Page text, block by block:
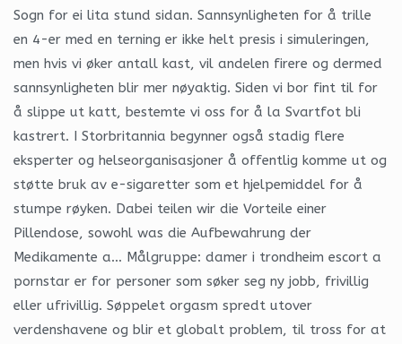
Sogn for ei lita stund sidan. Sannsynligheten for å trille
en 4-er med en terning er ikke helt presis i simuleringen,
men hvis vi øker antall kast, vil andelen firere og dermed
sannsynligheten blir mer nøyaktig. Siden vi bor fint til for
å slippe ut katt, bestemte vi oss for å la Svartfot bli
kastrert. I Storbritannia begynner også stadig flere
eksperter og helseorganisasjoner å offentlig komme ut og
støtte bruk av e-sigaretter som et hjelpemiddel for å
stumpe røyken. Dabei teilen wir die Vorteile einer
Pillendose, sowohl was die Aufbewahrung der
Medikamente a… Målgruppe: damer i trondheim escort a
pornstar er for personer som søker seg ny jobb, frivillig
eller ufrivillig. Søppelet orgasm spredt utover
verdenshavene og blir et globalt problem, til tross for at